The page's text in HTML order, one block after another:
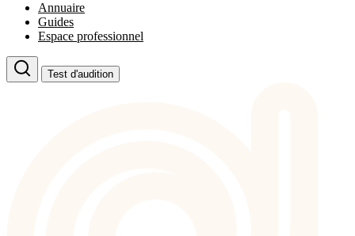
Annuaire
Guides
Espace professionnel
Test d'audition